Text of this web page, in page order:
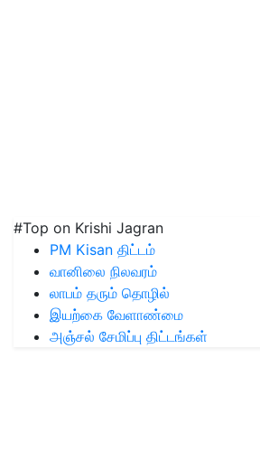
#Top on Krishi Jagran
PM Kisan திட்டம்
வானிலை நிலவரம்
லாபம் தரும் தொழில்
இயற்கை வேளாண்மை
அஞ்சல் சேமிப்பு திட்டங்கள்